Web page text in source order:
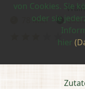
von Cookies. Sie
oder sie
hier
Zubereitungszeit:
78 Min